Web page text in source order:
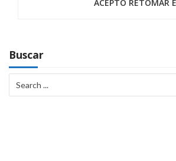
i
ó
n
ACEPTÓ RETOMAR
Buscar
for: